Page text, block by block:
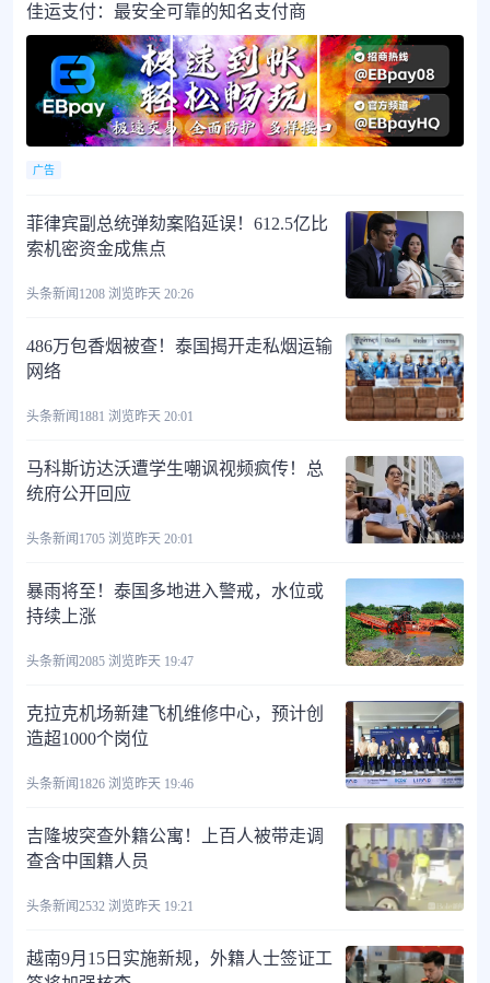
佳运支付：最安全可靠的知名支付商
广告
菲律宾副总统弹劾案陷延误！612.5亿比
索机密资金成焦点
头条新闻 1208 浏览昨天 20:26
486万包香烟被查！泰国揭开走私烟运输
网络
头条新闻 1881 浏览昨天 20:01
马科斯访达沃遭学生嘲讽视频疯传！总
统府公开回应
头条新闻 1705 浏览昨天 20:01
暴雨将至！泰国多地进入警戒，水位或
持续上涨
头条新闻2085 浏览昨天 19:47
克拉克机场新建飞机维修中心，预计创
造超1000个岗位
头条新闻 1826 浏览昨天 19:46
吉隆坡突查外籍公寓！上百人被带走调
查含中国籍人员
头条新闻2532 浏览昨天 19:21
越南9月15日实施新规，外籍人士签证工